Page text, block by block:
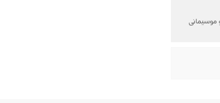
موسيمانى